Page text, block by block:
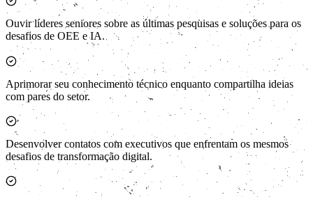
Ouvir líderes seniores sobre as últimas pesquisas e soluções para os
desafios de OEE e IA.
Aprimorar seu conhecimento técnico enquanto compartilha ideias
com pares do setor.
Desenvolver contatos com executivos que enfrentam os mesmos
desafios de transformação digital.